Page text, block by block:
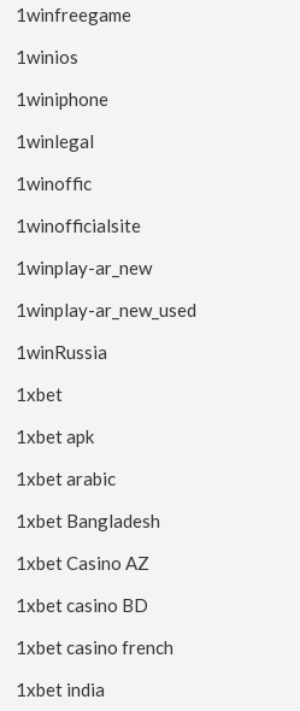
1winfreegame
1winios
1winiphone
1winlegal
1winoffic
1winofficialsite
1winplay-ar_new
1winplay-ar_new_used
1winRussia
1xbet
1xbet apk
1xbet arabic
1xbet Bangladesh
1xbet Casino AZ
1xbet casino BD
1xbet casino french
1xbet india